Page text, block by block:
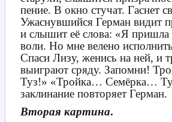
пение. В окно стучат. Гаснет
Ужаснувшийся Герман видит
и слышит её слова: «Я пришла
воли. Но мне велено
Спаси Лизу, женись на ней, и
выиграют сряду. Запомни!
Туз!» «Тройка… Семёрка…
заклинание повторяет Герман.
Вторая картина.